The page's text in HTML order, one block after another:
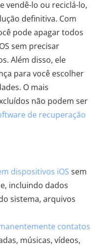
vendê-lo ou reciclá-lo,
definitiva. Com
pode apagar todos
sem precisar
Além disso, ele
para você escolher
O mais
não podem ser
de recuperação
dispositivos iOS sem
incluindo dados
sistema, arquivos
contatos
músicas, vídeos,